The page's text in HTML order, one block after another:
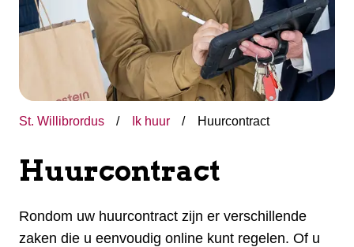
St. Willibrordus Ik huur Huurcontract
Huurcontract
Rondom uw huurcontract zijn er verschillende
zaken die u eenvoudig online kunt regelen. Of u